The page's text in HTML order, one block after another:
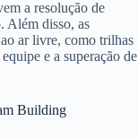
a resolução de
Além disso, as
ar livre, como trilhas
e a superação de
Building